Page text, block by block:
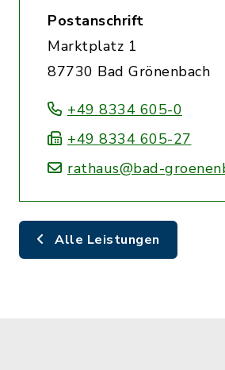
Postanschrift
Marktplatz 1
87730 Bad Grönenbach
+49 8334 605-0
+49 8334 605-27
rathaus@bad-
Alle Leistungen